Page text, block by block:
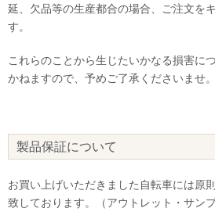
延、欠品等の生産都合の場合、ご注文を
す。
これらのことから生じたいかなる損害に
かねますので、予めご了承くださいませ。
製品保証について
お買い上げいただきました自転車には原
致しております。（アウトレット・サンプ